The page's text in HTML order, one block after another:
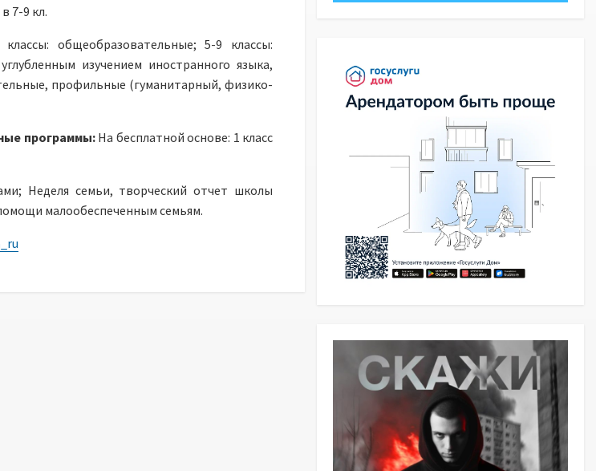
7-9 кл.
классы: общеобразовательные; 5-9 классы:
изучением иностранного языка,
профильные (гуманитарный, физико-
программы:На бесплатной основе: 1 класс
Неделя семьи, творческий отчет школы
малообеспеченным семьям.